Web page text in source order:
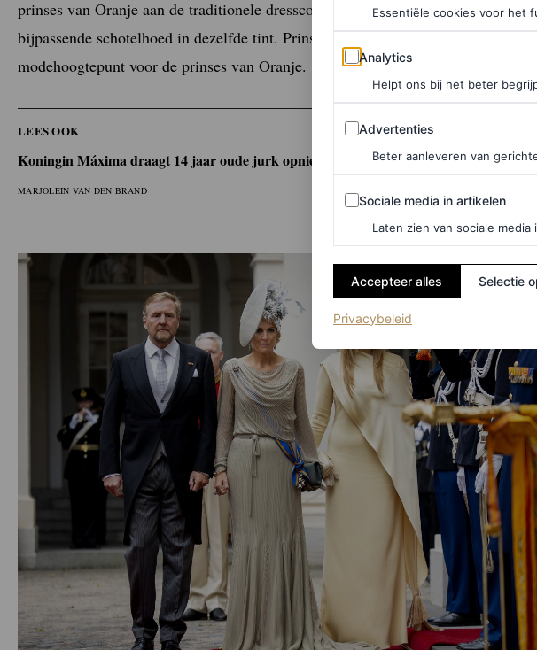
prinses van Oranje aan de traditionele dresscode door een bijpassende hoed te
bijpassende schotelhoed in dezelfde tint. Prinsjesdag 2025 is zo niet alleen een
modehoogtepunt voor de prinses van Oranje.
LEES OOK
Koningin Máxima draagt 14 jaar oude jurk opnieuw tijdens Prinsjesdag 2025
MARJOLEIN VAN DEN BRAND
Essentiële cookies voor het
Analytics
Analytics
Helpt ons bij het beter
Advertenties
Advertenties
Beter aanleveren van
Sociale media in artikelen
Sociale media in artikelen
Laten zien van sociale media
Accepteer alles Selectie
Privacybeleid